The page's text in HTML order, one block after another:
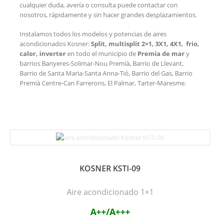
cualquier duda, avería o consulta puede contactar con
nosotros, rápidamente y sin hacer grandes desplazamientos.
Instalamos todos los modelos y potencias de aires
acondicionados Kosner:Split, multisplit 2×1, 3X1, 4X1, frio,
calor, inverteren todo el municipio de Premia de mary
barrios Banyeres-Solimar-Nou Premià, Barrio de Llevant,
Barrio de Santa Maria-Santa Anna-Tió, Barrio del Gas, Barrio
Premià Centre-Can Farrerons, El Palmar, Tarter-Maresme.
KOSNER KSTI-09
Aire acondicionado 1×1
A++/A+++